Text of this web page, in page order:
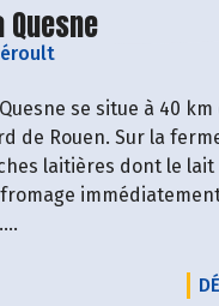
Quesne
se situe à 40 km
de Rouen. Sur la
laitières dont le lait
de Bray et le Saint